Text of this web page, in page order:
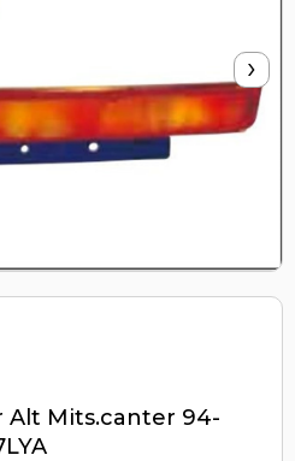
›
Alt Mits.canter 94-